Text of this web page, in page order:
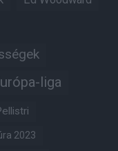
liga
2023